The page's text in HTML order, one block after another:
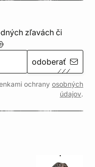
zľavách či
odoberať
ochrany osobných
údajov.